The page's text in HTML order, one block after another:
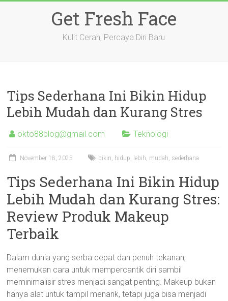
Get Fresh Face
Kulit Cerah, Percaya Diri Baru
Tips Sederhana Ini Bikin Hidup
Lebih Mudah dan Kurang Stres
okto88blog@gmail.com Teknologi
November 18, 2025 bikin, hidup, lebih, mudah, sederhana
Tips Sederhana Ini Bikin Hidup
Lebih Mudah dan Kurang Stres:
Review Produk Makeup
Terbaik
Dalam dunia yang serba cepat dan penuh tekanan,
menemukan cara untuk mempercantik diri sambil
meminimalisir stres menjadi sangat penting. Makeup bukan
hanya alat untuk tampil menarik, tetapi juga bisa menjadi